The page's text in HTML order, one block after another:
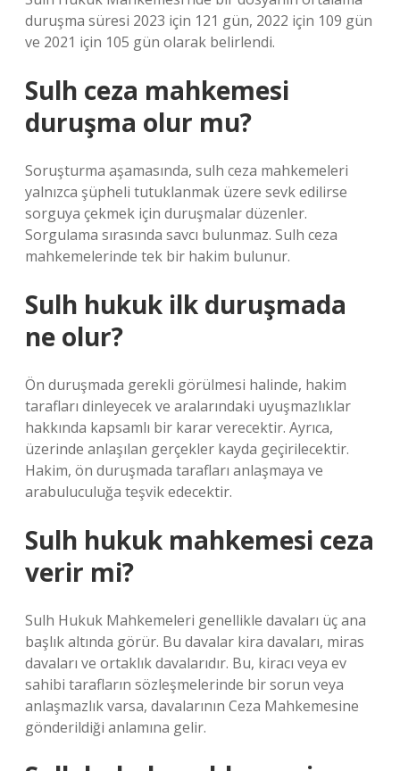
duruşma süresi 2023 için 121 gün, 2022 için 109 gün
ve 2021 için 105 gün olarak belirlendi.
Sulh ceza mahkemesi
duruşma olur mu?
Soruşturma aşamasında, sulh ceza mahkemeleri
yalnızca şüpheli tutuklanmak üzere sevk edilirse
sorguya çekmek için duruşmalar düzenler.
Sorgulama sırasında savcı bulunmaz. Sulh ceza
mahkemelerinde tek bir hakim bulunur.
Sulh hukuk ilk duruşmada
ne olur?
Ön duruşmada gerekli görülmesi halinde, hakim
tarafları dinleyecek ve aralarındaki uyuşmazlıklar
hakkında kapsamlı bir karar verecektir. Ayrıca,
üzerinde anlaşılan gerçekler kayda geçirilecektir.
Hakim, ön duruşmada tarafları anlaşmaya ve
arabuluculuğa teşvik edecektir.
Sulh hukuk mahkemesi ceza
verir mi?
Sulh Hukuk Mahkemeleri genellikle davaları üç ana
başlık altında görür. Bu davalar kira davaları, miras
davaları ve ortaklık davalarıdır. Bu, kiracı veya ev
sahibi tarafların sözleşmelerinde bir sorun veya
anlaşmazlık varsa, davalarının Ceza Mahkemesine
gönderildiği anlamına gelir.